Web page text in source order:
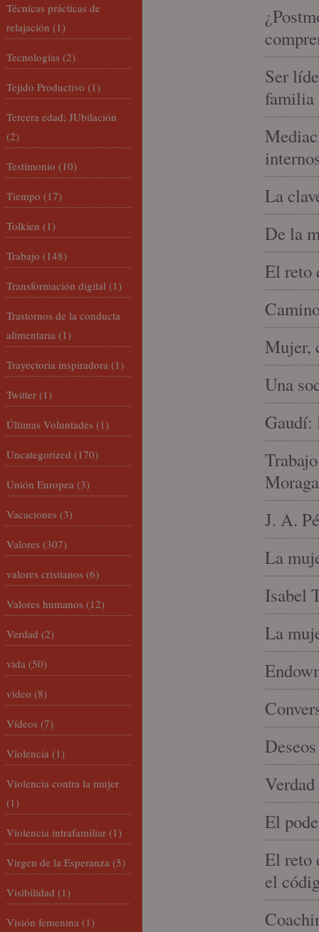
Ser
familia
La
De la
El reto
Mujer,
Una
Gaudí:
J. A.
La
Isabel
La
El
El reto
el
Técnicas prácticas de
relajación (1)
Tecnologías (2)
Tejido Productivo (1)
Tercera edad; JUbilación
(2)
Testimonio (10)
Tiempo (17)
Tolkien (1)
Trabajo (148)
Transformación digital (1)
Trastornos de la conducta
alimentaria (1)
Trayectoria inspiradora (1)
Twitter (1)
Últimas Voluntades (1)
Uncategorized (170)
Unión Europea (3)
Vacaciones (3)
Valores (307)
valores cristianos (6)
Valores humanos (12)
Verdad (2)
vida (50)
video (8)
Vídeos (7)
Violencia (1)
Violencia contra la mujer
(1)
Violencia intrafamiliar (1)
Virgen de la Esperanza (5)
Visibilidad (1)
Visión femenina (1)